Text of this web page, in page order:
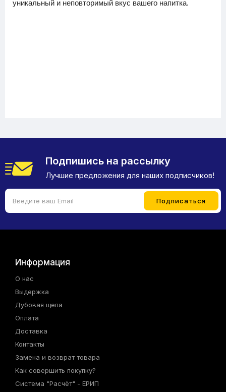
уникальный и неповторимый вкус вашего напитка.
Подпишись на рассылку
Лучшие предложения для наших подписчиков!
Информация
О нас
Выдержка
Дубовая щепа
Оплата
Доставка
Контакты
Замена и возврат товара
Как совершить покупку?
Система "Расчёт" - ЕРИП